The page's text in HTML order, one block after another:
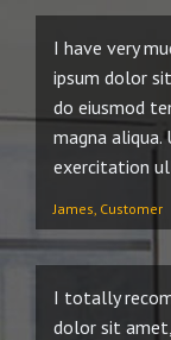
I have very
ipsum dolor
do eiusmod
magna aliqua.
exercitation
James, Customer
I totally
dolor sit